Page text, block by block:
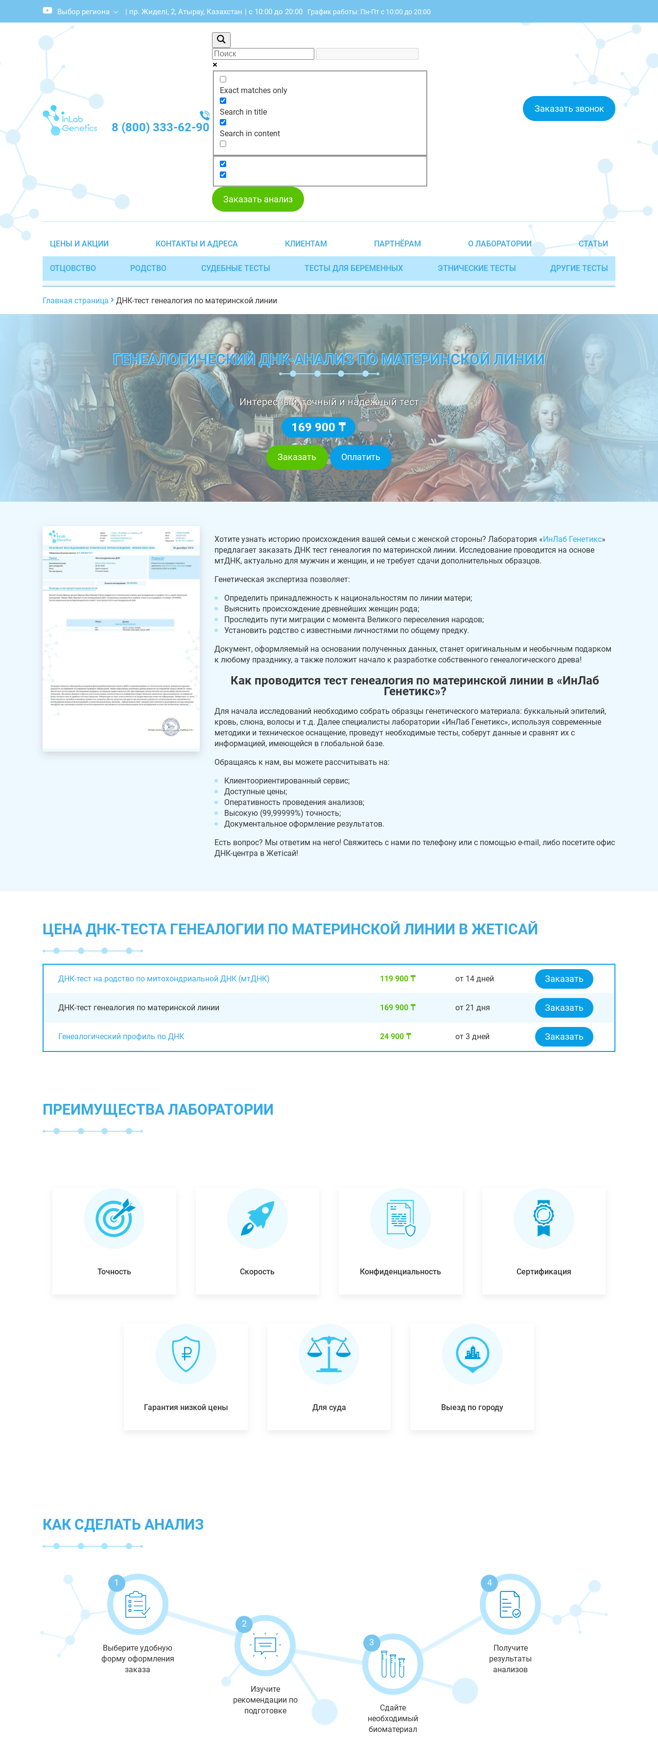
Выбор региона | пр. Жиделі, 2, Атырау, Казахстан | с 10:00 до 20:00 График работы: Пн-Пт с 10:00 до 20:00
8 (800) 333-62-90
Exact matches only
Search in title
Search in content
Заказать звонок
Заказать анализ
ЦЕНЫ И АКЦИИ КОНТАКТЫ И АДРЕСА КЛИЕНТАМ ПАРТНЁРАМ О ЛАБОРАТОРИИ СТАТЬИ
ОТЦОВСТВО РОДСТВО СУДЕБНЫЕ ТЕСТЫ ТЕСТЫ ДЛЯ БЕРЕМЕННЫХ ЭТНИЧЕСКИЕ ТЕСТЫ ДРУГИЕ ТЕСТЫ
Главная страница ДНК-тест генеалогия по материнской линии
ГЕНЕАЛОГИЧЕСКИЙ ДНК-АНАЛИЗ ПО МАТЕРИНСКОЙ ЛИНИИ
Интересный, точный и надежный тест
169 900 ₸
Заказать Оплатить
Хотите узнать историю происхождения вашей семьи с женской стороны? Лаборатория «ИнЛаб Генетикс»
предлагает заказать ДНК тест генеалогия по материнской линии. Исследование проводится на основе
мтДНК, актуально для мужчин и женщин, и не требует сдачи дополнительных образцов.
Генетическая экспертиза позволяет:
Определить принадлежность к национальностям по линии матери;
Выяснить происхождение древнейших женщин рода;
Проследить пути миграции с момента Великого переселения народов;
Установить родство с известными личностями по общему предку.
Документ, оформляемый на основании полученных данных, станет оригинальным и необычным подарком
к любому празднику, а также положит начало к разработке собственного генеалогического древа!
Как проводится тест генеалогия по материнской линии в «ИнЛаб
Генетикс»?
Для начала исследований необходимо собрать образцы генетического материала: буккальный эпителий,
кровь, слюна, волосы и т.д. Далее специалисты лаборатории «ИнЛаб Генетикс», используя современные
методики и техническое оснащение, проведут необходимые тесты, соберут данные и сравнят их с
информацией, имеющейся в глобальной базе.
Обращаясь к нам, вы можете рассчитывать на:
Клиентоориентированный сервис;
Доступные цены;
Оперативность проведения анализов;
Высокую (99,99999%) точность;
Документальное оформление результатов.
Есть вопрос? Мы ответим на него! Свяжитесь с нами по телефону или с помощью e-mail, либо посетите офис
ДНК-центра в Жетісай!
ЦЕНА ДНК-ТЕСТА ГЕНЕАЛОГИИ ПО МАТЕРИНСКОЙ ЛИНИИ В ЖЕТІСАЙ
ДНК-тест на родство по митохондриальной ДНК (мтДНК) 119 900 ₸ от 14 дней Заказать
ДНК-тест генеалогия по материнской линии 169 900 ₸ от 21 дня Заказать
Генеалогический профиль по ДНК 24 900 ₸ от 3 дней Заказать
ПРЕИМУЩЕСТВА ЛАБОРАТОРИИ
Точность Скорость Конфиденциальность Сертификация
Гарантия низкой цены Для суда Выезд по городу
КАК СДЕЛАТЬ АНАЛИЗ
1
Выберите удобную
форму оформления
заказа
2
Изучите
рекомендации по
подготовке
3
Сдайте
необходимый
биоматериал
4
Получите
результаты
анализов